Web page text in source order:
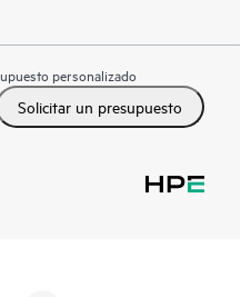
personalizado
Solicitar un presupuesto